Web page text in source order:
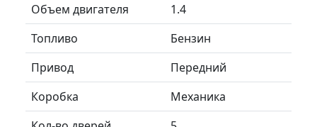
Объем двигателя
1.4
Топливо
Бензин
Привод
Передний
Коробка
Механика